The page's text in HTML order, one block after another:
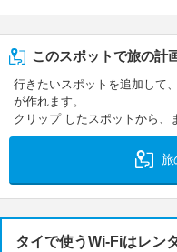
このスポットで旅の計
行きたいスポットを追加して
が作れます。
クリップ したスポットから、
旅
タイで使うWi-Fiはレン